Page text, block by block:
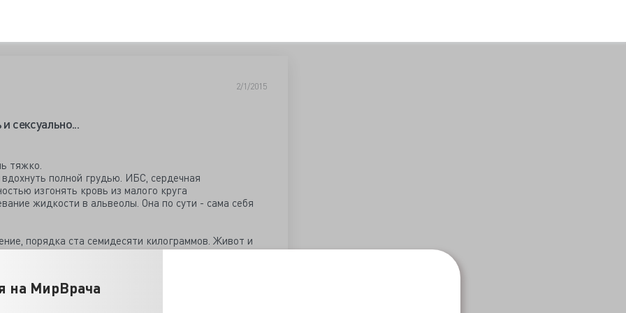
на МирВрача
2/1/2015
сексуально...
тяжко.
полной грудью. ИБС, сердечная
изгонять кровь из малого круга
жидкости в альвеолы. Она по сути - сама себя
порядка ста семидесяти килограммов. Живот и
состояние. Одышка под сорок, губы синие,
процесс умирания. В глазах ужас, мозг работал
дышать интенсивнее, но это не спасало положения...
пишут, что муж не разрешает худеть, радует их